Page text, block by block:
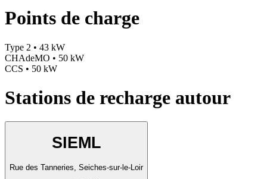
Points de charge
Type 2 • 43 kW
CHAdeMO • 50 kW
CCS • 50 kW
Stations de recharge autour
SIEML
Rue des Tanneries, Seiches-sur-le-Loir